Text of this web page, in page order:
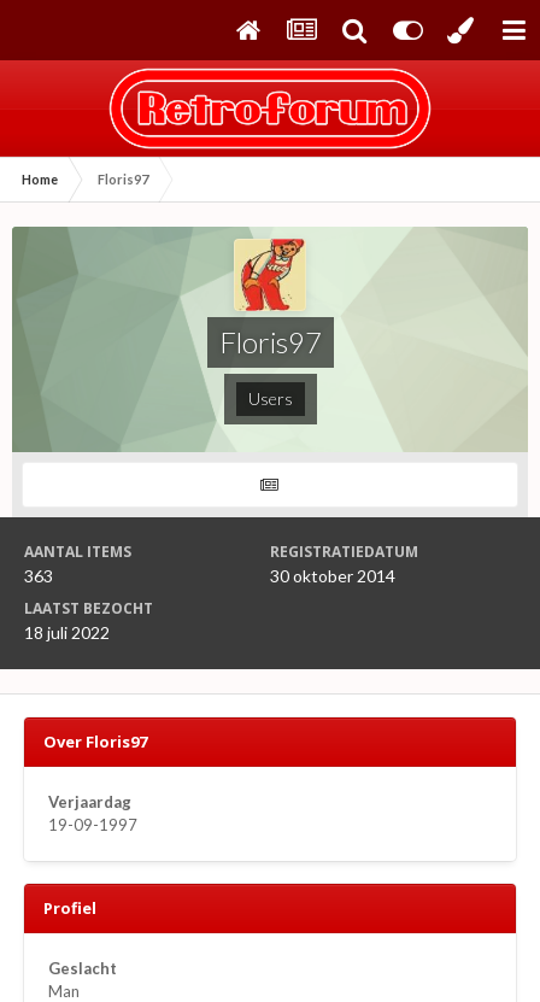
Home Floris97
Floris97
Users
AANTAL ITEMS
363
REGISTRATIEDATUM
30 oktober 2014
LAATST BEZOCHT
18 juli 2022
Over Floris97
Verjaardag
19-09-1997
Profiel
Geslacht
Man